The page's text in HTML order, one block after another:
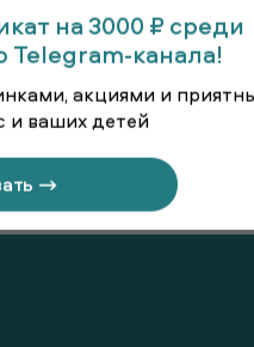
Брюки
на 3000 ₽ среди
Telegram-канала!
акциями и
и ваших детей
→